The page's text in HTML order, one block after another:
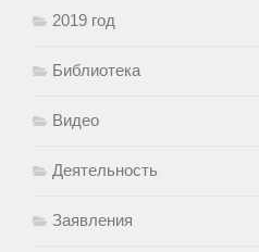
2019 год
Библиотека
Видео
Деятельность
Заявления